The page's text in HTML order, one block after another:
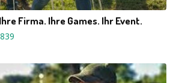
Firma. Ihre Games. Ihr Event.